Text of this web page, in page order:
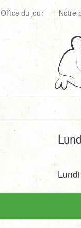
Office du jour Notre